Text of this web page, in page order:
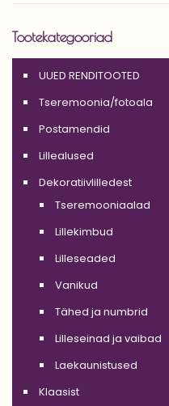
Tootekategooriad
UUED RENDITOOTED
Tseremoonia/fotoala
Postamendid
Lillealused
Dekoratiivlilledest
Tseremooniaalad
Lillekimbud
Lilleseaded
Vanikud
Tähed ja numbrid
Lilleseinad ja vaibad
Laekaunistused
Klaasist